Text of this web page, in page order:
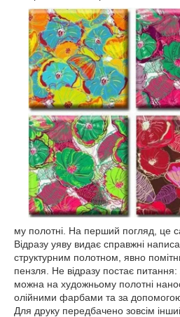
му полотні. На перший погляд, це
Відразу уяву видає справжні
структурним полотном, явно
пензля. Не відразу постає
можна на художньому полотні
олійними фарбами та за
Для друку передбачено зовсім